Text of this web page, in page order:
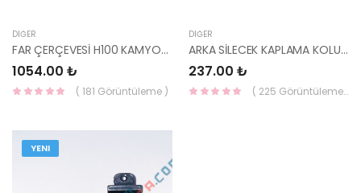
DIĞER
FAR ÇERÇEVESİ H100 KAMYONET 97-04 86431-4B000-HCC
1054.00 ₺
( 181 Görüntüleme )
DIĞER
ARKA SİLECEK KAPLAMA KOLU CEED 14- 98812-A2000-HMC
237.00 ₺
( 225 Görüntüleme )
YENI